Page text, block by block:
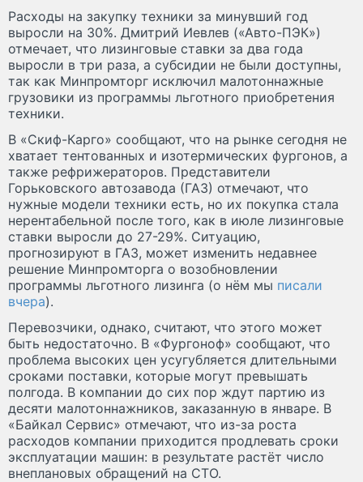
Расходы на закупку техники за минувший год
выросли на 30%. Дмитрий Иевлев («Авто-ПЭК»)
отмечает, что лизинговые ставки за два года
выросли в три раза, а субсидии не были доступны,
так как Минпромторг исключил малотоннажные
грузовики из программы льготного приобретения
техники.
В «Скиф-Карго» сообщают, что на рынке сегодня не
хватает тентованных и изотермических фургонов, а
также рефрижераторов. Представители
Горьковского автозавода (ГАЗ) отмечают, что
нужные модели техники есть, но их покупка стала
нерентабельной после того, как в июле лизинговые
ставки выросли до 27-29%. Ситуацию,
прогнозируют в ГАЗ, может изменить недавнее
решение Минпромторга о возобновлении
программы льготного лизинга (о нём мы писали
вчера).
Перевозчики, однако, считают, что этого может
быть недостаточно. В «Фургоноф» сообщают, что
проблема высоких цен усугубляется длительными
сроками поставки, которые могут превышать
полгода. В компании до сих пор ждут партию из
десяти малотоннажников, заказанную в январе. В
«Байкал Сервис» отмечают, что из-за роста
расходов компании приходится продлевать сроки
эксплуатации машин: в результате растёт число
внеплановых обращений на СТО.